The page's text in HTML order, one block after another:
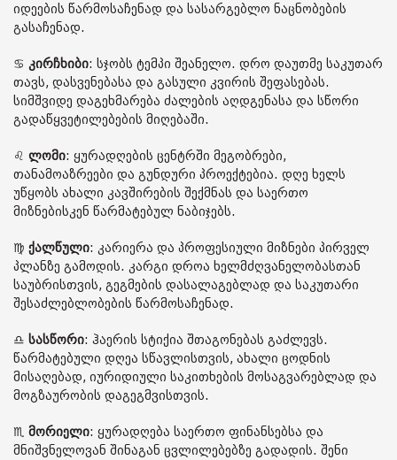
იდეების წარმოსაჩენად და სასარგებლო ნაცნობების
გასაჩენად.
♋️ კირჩხიბი: სჯობს ტემპი შეანელო. დრო დაუთმე საკუთარ
თავს, დასვენებასა და გასული კვირის შეფასებას.
სიმშვიდე დაგეხმარება ძალების აღდგენასა და სწორი
გადაწყვეტილებების მიღებაში.
♌️ ლომი: ყურადღების ცენტრში მეგობრები,
თანამოაზრეები და გუნდური პროექტებია. დღე ხელს
უწყობს ახალი კავშირების შექმნას და საერთო
მიზნებისკენ წარმატებულ ნაბიჯებს.
♍️ ქალწული: კარიერა და პროფესიული მიზნები პირველ
პლანზე გამოდის. კარგი დროა ხელმძღვანელობასთან
საუბრისთვის, გეგმების დასალაგებლად და საკუთარი
შესაძლებლობების წარმოსაჩენად.
♎️ სასწორი: ჰაერის სტიქია შთაგონებას გაძლევს.
წარმატებული დღეა სწავლისთვის, ახალი ცოდნის
მისაღებად, იურიდიული საკითხების მოსაგვარებლად და
მოგზაურობის დაგეგმვისთვის.
♏️ მორიელი: ყურადღება საერთო ფინანსებსა და
მნიშვნელოვან შინაგან ცვლილებებზე გადადის. შენი